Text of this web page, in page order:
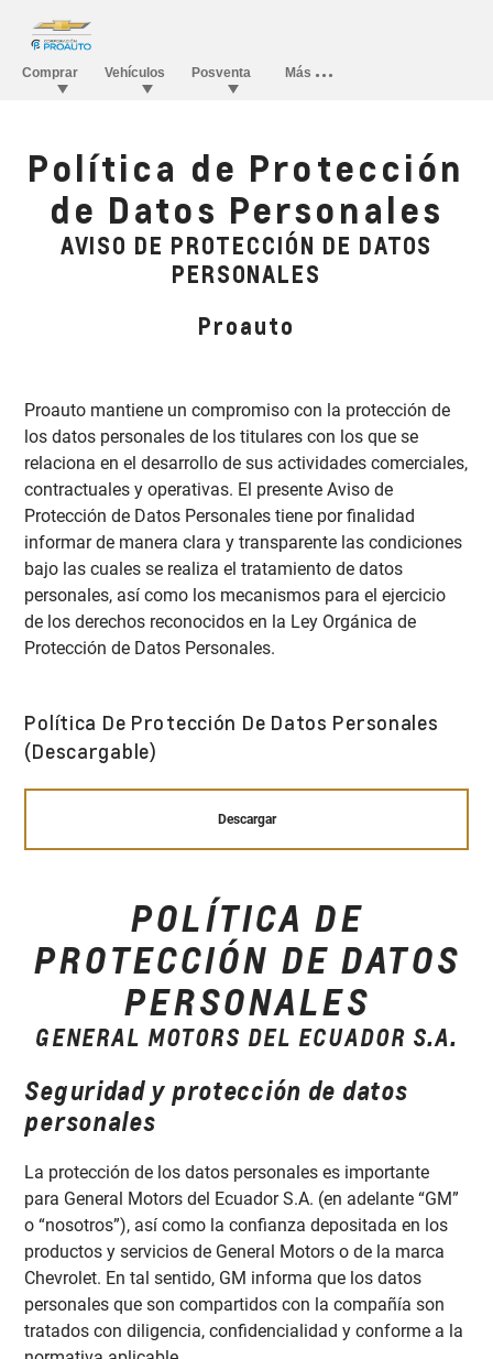
Política de Protección
de Datos Personales
AVISO DE PROTECCIÓN DE DATOS
PERSONALES
Proauto
Proauto mantiene un compromiso con la protección de
los datos personales de los titulares con los que se
relaciona en el desarrollo de sus actividades comerciales,
contractuales y operativas. El presente Aviso de
Protección de Datos Personales tiene por finalidad
informar de manera clara y transparente las condiciones
bajo las cuales se realiza el tratamiento de datos
personales, así como los mecanismos para el ejercicio
de los derechos reconocidos en la Ley Orgánica de
Protección de Datos Personales.
Política De Protección De Datos Personales
(Descargable)
Descargar
POLÍTICA DE
PROTECCIÓN DE DATOS
PERSONALES
GENERAL MOTORS DEL ECUADOR S.A.
Seguridad y protección de datos
personales
La protección de los datos personales es importante
para General Motors del Ecuador S.A. (en adelante “GM”
o “nosotros”), así como la confianza depositada en los
productos y servicios de General Motors o de la marca
Chevrolet. En tal sentido, GM informa que los datos
personales que son compartidos con la compañía son
tratados con diligencia, confidencialidad y conforme a la